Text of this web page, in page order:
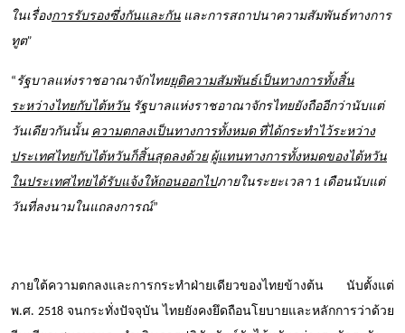
ในเรื่องการรับรองซึ่งกันและกัน และการสถาปนาความสัมพันธ์ทางการ
ทูต”
“ รัฐบาลแห่งราชอาณาจักไทยยุติความสัมพันธ์เป็นทางการทั้งสิ้น
ระหว่างไทยกับไต้หวัน รัฐบาลแห่งราชอาณาจักรไทยยังถืออีกว่านับแต่
วันเดียวกันนั้น ความตกลงเป็นทางการทั้งหมด ที่ได้กระทำไว้ระหว่าง
ประเทศไทยกับไต้หวันก็สิ้นสุดลงด้วย ผู้แทนทางการทั้งหมดของไต้หวัน
ในประเทศไทยได้รับแจ้งให้ถอนออกไปภายในระยะเวลา 1 เดือนนับแต่
วันที่ลงนามในแถลงการณ์”
ภายใต้ความตกลงและการกระทำฝ่ายเดียวของไทยข้างต้น นับตั้งแต่
พ.ศ. 2518 จนกระทั่งปัจจุบัน ไทยยังคงยึดถือนโยบายและหลักการว่าด้วย